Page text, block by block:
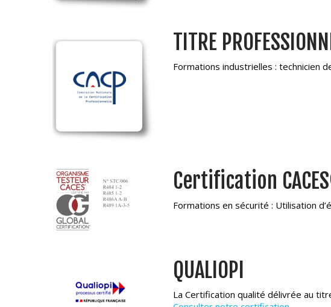
TITRE
Formations industrielles : technicien
Certification
Formations en sécurité : Utilisation
QUALIOPI
La Certification qualité délivrée au